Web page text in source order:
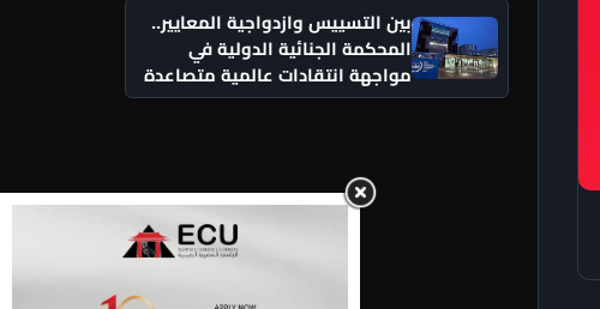
بين التسييس وازدواجية المعايير..
المحكمة الجنائية الدولية في
مواجهة انتقادات عالمية متصاعدة